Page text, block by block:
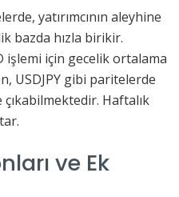
yatırımcının aleyhine
bazda hızla birikir.
işlemi için gecelik ortalama
USDJPY gibi paritelerde
Haftalık
ve Ek